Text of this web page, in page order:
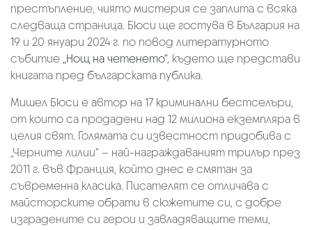
престъпление, чиято мистерия се заплита с всяка
следваща страница. Бюси ще гостува в България на
19 и 20 януари 2024 г. по повод литературното
събитие „Нощ на четенето“, където ще представи
книгата пред българската публика.
Мишел Бюси е автор на 17 криминални бестселъри,
от които са продадени над 12 милиона екземпляра в
целия свят. Голямата си известност придобива с
„Черните лилии“ – най-награждаваният трилър през
2011 г. във Франция, който днес е смятан за
съвременна класика. Писателят се отличава с
майсторските обрати в сюжетите си, с добре
изградените си герои и завладяващите теми,